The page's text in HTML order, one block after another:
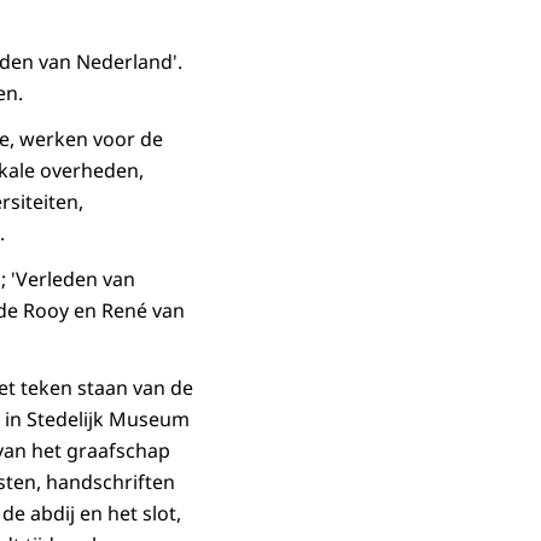
van Nederland'.
werken voor de
overheden,
'Verleden van
Rooy en René van
teken staan van de
Stedelijk Museum
het graafschap
handschriften
abdij en het slot,